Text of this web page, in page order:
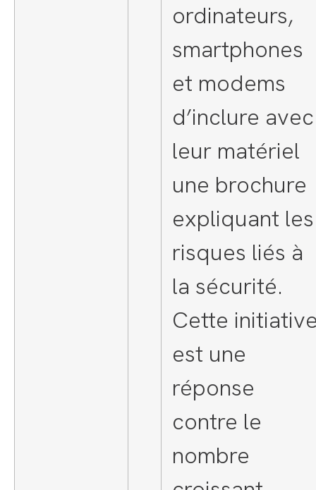
ordinateurs,
smartphones
et modems
d’inclure avec
leur matériel
une brochure
expliquant les
risques liés à
la sécurité.
Cette
est une
réponse
contre le
nombre